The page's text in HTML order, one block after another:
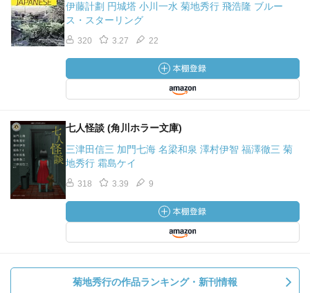
伊藤計劃 円城塔 小川一水 菊地秀行 飛浩隆 ブルー
ス・スターリング
320 3.27 22
七人怪談 (角川ホラー文庫)
三津田信三 加門七海 名梁和泉 澤村伊智 福澤徹三 菊
地秀行 霜島ケイ
318 3.39 9
菊地秀行の作品ランキング・新刊情報